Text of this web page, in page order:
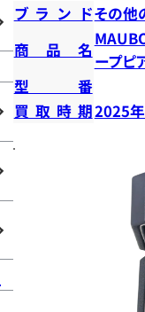
ブランドその他
商品名
ープピ
型番
買取時期2025